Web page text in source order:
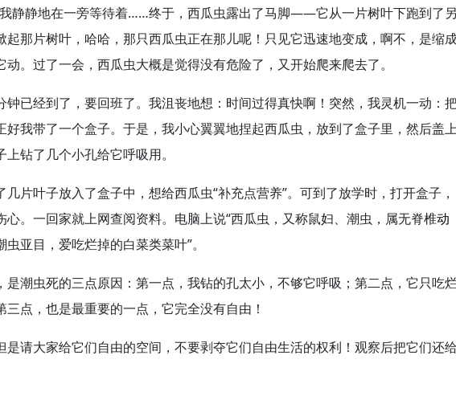
静静地在一旁等待着……终于，西瓜虫露出了马脚——它从一片树叶下跑到了
起那片树叶，哈哈，那只西瓜虫正在那儿呢！只见它迅速地变成，啊不，是缩
。过了一会，西瓜虫大概是觉得没有危险了，又开始爬来爬去了。
钟已经到了，要回班了。我沮丧地想：时间过得真快啊！突然，我灵机一动：
好我带了一个盒子。于是，我小心翼翼地捏起西瓜虫，放到了盒子里，然后盖
钻了几个小孔给它呼吸用。
片叶子放入了盒子中，想给西瓜虫“补充点营养”。可到了放学时，打开盒子，
心。一回家就上网查阅资料。电脑上说“西瓜虫，又称鼠妇、潮虫，属无脊椎动
亚目，爱吃烂掉的白菜类菜叶”。
是潮虫死的三点原因：第一点，我钻的孔太小，不够它呼吸；第二点，它只吃
点，也是最重要的一点，它完全没有自由！
是请大家给它们自由的空间，不要剥夺它们自由生活的权利！观察后把它们还